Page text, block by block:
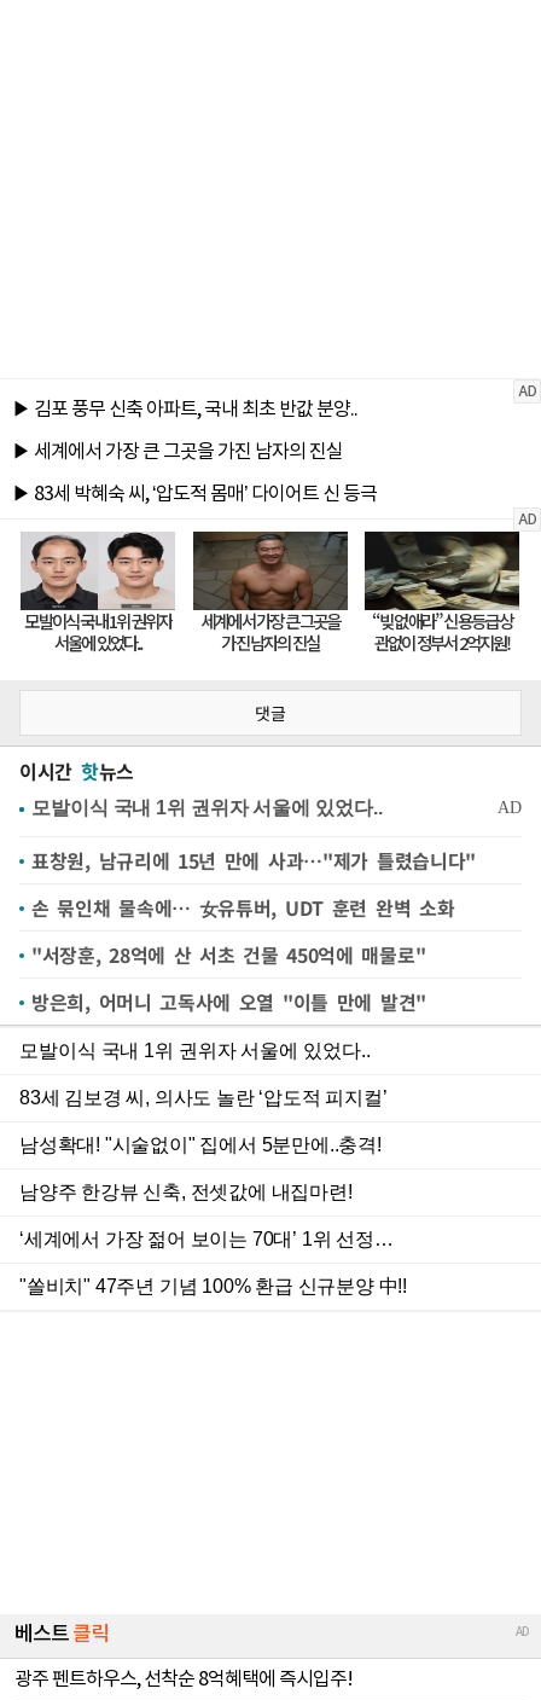
댓글
이시간 핫뉴스
표창원, 남규리에 15년 만에 사과…"제가 틀렸습니다"
손 묶인채 물속에… 女유튜버, UDT 훈련 완벽 소화
"서장훈, 28억에 산 서초 건물 450억에 매물로"
방은희, 어머니 고독사에 오열 "이틀 만에 발견"